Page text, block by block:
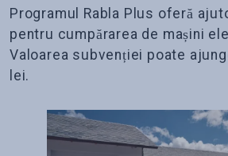
Programul Rabla Plus oferă
pentru cumpărarea de mașini
Valoarea subvenției poate
lei.